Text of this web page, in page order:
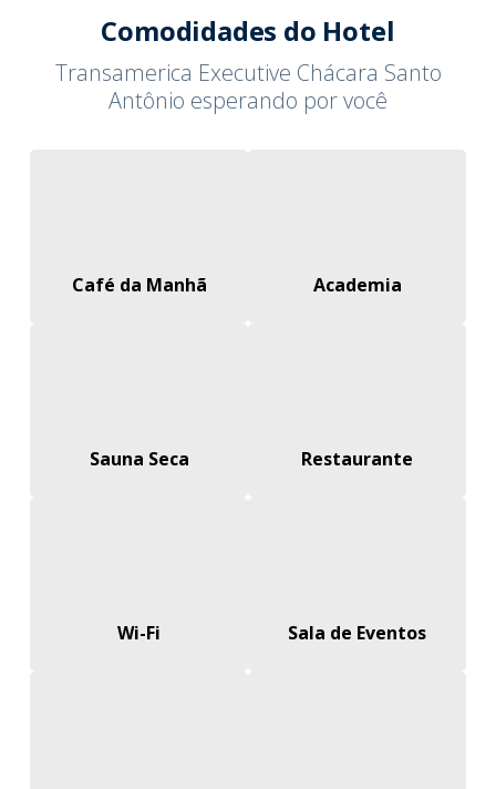
Comodidades do Hotel
Transamerica Executive Chácara Santo
Antônio esperando por você
Café da Manhã Academia
Sauna Seca Restaurante
Wi-Fi Sala de Eventos